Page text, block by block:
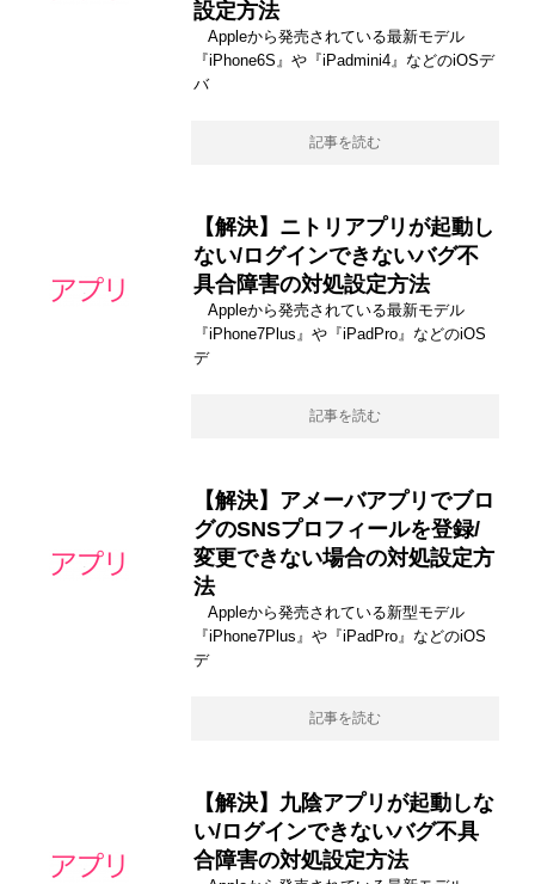
設定方法
Appleから発売されている最新モデル
『iPhone6S』や『iPadmini4』などのiOSデ
バ
記事を読む
【解決】ニトリアプリが起動し
ない/ログインできないバグ不
具合障害の対処設定方法
Appleから発売されている最新モデル
『iPhone7Plus』や『iPadPro』などのiOS
デ
記事を読む
【解決】アメーバアプリでブロ
グのSNSプロフィールを登録/
変更できない場合の対処設定方
法
Appleから発売されている新型モデル
『iPhone7Plus』や『iPadPro』などのiOS
デ
記事を読む
【解決】九陰アプリが起動しな
い/ログインできないバグ不具
合障害の対処設定方法